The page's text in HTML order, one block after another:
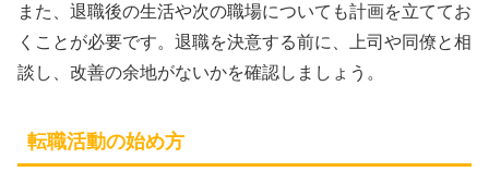
また、退職後の生活や次の職場についても計画を立ててお
くことが必要です。退職を決意する前に、上司や同僚と相
談し、改善の余地がないかを確認しましょう。
転職活動の始め方